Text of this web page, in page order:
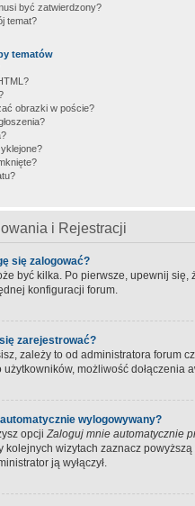
być zatwierdzony?
temat?
tematów
obrazki w poście?
i Rejestracji
się zalogować?
być kilka. Po pierwsze, upewnij się,
konfiguracji forum.
zarejestrować?
zależy to od administratora forum
użytkowników, możliwość
wylogowywany?
opcjiZaloguj mnie automatycznie
kolejnych wizytach zaznacz
ją wyłączył.